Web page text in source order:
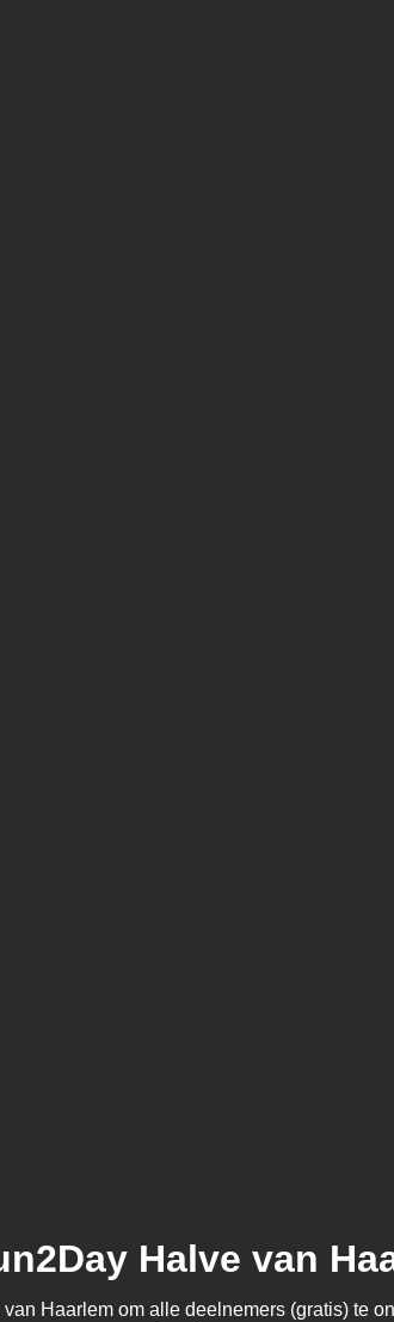
Halve van
Haarlem om alle deelnemers (gratis) te